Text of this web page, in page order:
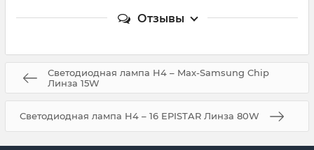
Отзывы
Светодиодная лампа H4 – Max-Samsung Chip
Линза 15W
Светодиодная лампа H4 – 16 EPISTAR Линза 80W